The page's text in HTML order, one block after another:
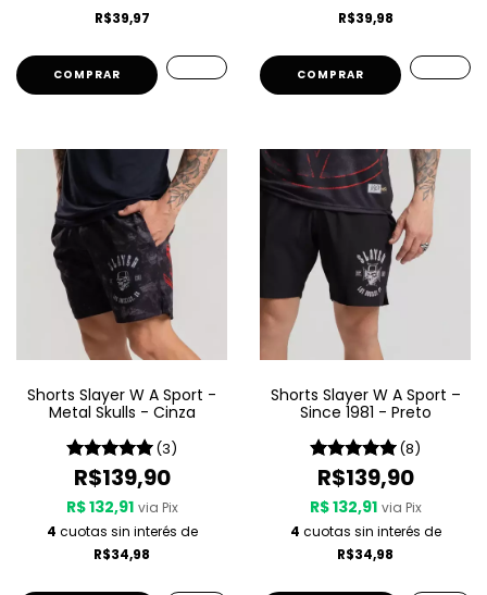
R$39,97
COMPRAR
R$39,98
COMPRAR
Shorts Slayer W A Sport -
Metal Skulls - Cinza
(3)
R$139,90
R$ 132,91 via Pix
4 cuotas sin interés de
R$34,98
Shorts Slayer W A Sport –
Since 1981 - Preto
(8)
R$139,90
R$ 132,91 via Pix
4 cuotas sin interés de
R$34,98